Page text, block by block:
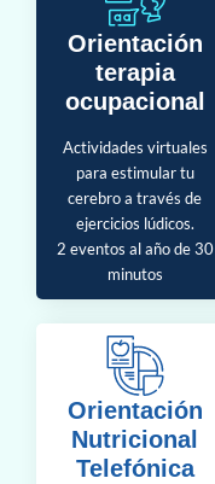
Orientación
terapia
ocupacional
Actividades virtuales
para estimular tu
cerebro a través de
ejercicios lúdicos.
2 eventos al año de 30
minutos
Orientación
Nutricional
Telefónica